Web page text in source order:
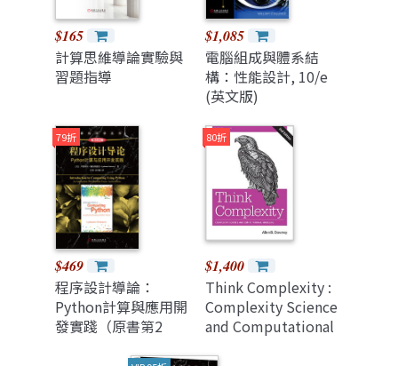
$165
計算思維導論實驗與
習題指導
$1,085
電腦組成與體系結
構：性能設計, 10/e
(英文版)
79折
$469
程序設計導論：
Python計算與應用開
發實踐（原書第2
80折
$1,400
Think Complexity :
Complexity Science
and Computational